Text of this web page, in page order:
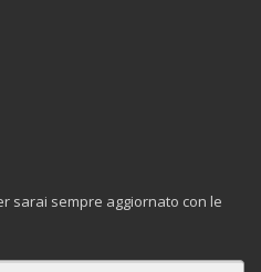
sarai sempre aggiornato con le